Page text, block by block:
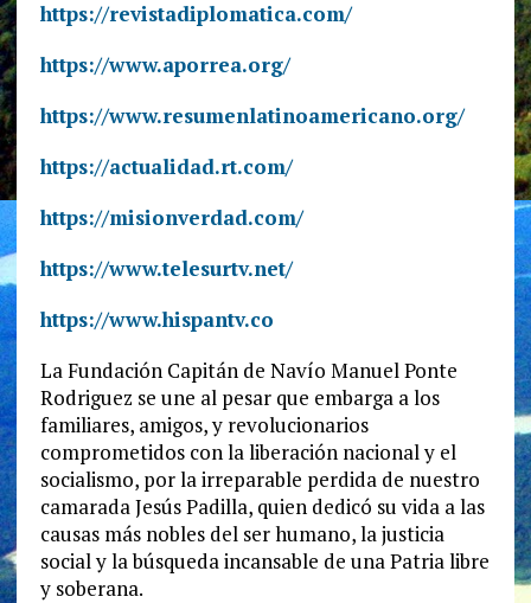
https://revistadiplomatica.com/
https://www.aporrea.org/
https://www.resumenlatinoamericano.org/
https://actualidad.rt.com/
https://misionverdad.com/
https://www.telesurtv.net/
https://www.hispantv.co
La Fundación Capitán de Navío Manuel Ponte
Rodriguez se une al pesar que embarga a los
familiares, amigos, y revolucionarios
comprometidos con la liberación nacional y el
socialismo, por la irreparable perdida de nuestro
camarada Jesús Padilla, quien dedicó su vida a las
causas más nobles del ser humano, la justicia
social y la búsqueda incansable de una Patria libre
y soberana.